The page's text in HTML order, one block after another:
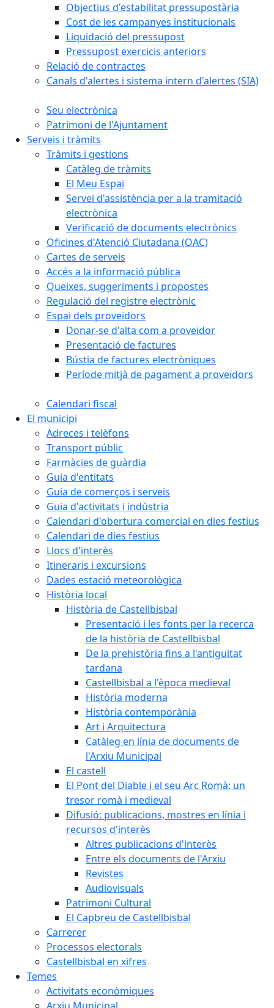
Objectius d'estabilitat pressupostària
Cost de les campanyes institucionals
Liquidació del pressupost
Pressupost exercicis anteriors
Relació de contractes
Canals d'alertes i sistema intern d'alertes (SIA)
Seu electrònica
Patrimoni de l'Ajuntament
Serveis i tràmits
Tràmits i gestions
Catàleg de tràmits
El Meu Espai
Servei d'assistència per a la tramitació
electrònica
Verificació de documents electrònics
Oficines d'Atenció Ciutadana (OAC)
Cartes de serveis
Accés a la informació pública
Queixes, suggeriments i propostes
Regulació del registre electrònic
Espai dels proveïdors
Donar-se d'alta com a proveïdor
Presentació de factures
Bústia de factures electròniques
Període mitjà de pagament a proveïdors
Calendari fiscal
El municipi
Adreces i telèfons
Transport públic
Farmàcies de guàrdia
Guia d'entitats
Guia de comerços i serveis
Guia d'activitats i indústria
Calendari d'obertura comercial en dies festius
Calendari de dies festius
Llocs d'interès
Itineraris i excursions
Dades estació meteorològica
Història local
Història de Castellbisbal
Presentació i les fonts per la recerca
de la història de Castellbisbal
De la prehistòria fins a l'antiguitat
tardana
Castellbisbal a l'època medieval
Història moderna
Història contemporània
Art i Arquitectura
Catàleg en línia de documents de
l'Arxiu Municipal
El castell
El Pont del Diable i el seu Arc Romà: un
tresor romà i medieval
Difusió: publicacions, mostres en línia i
recursos d'interès
Altres publicacions d'interès
Entre els documents de l'Arxiu
Revistes
Audiovisuals
Patrimoni Cultural
El Capbreu de Castellbisbal
Carrerer
Processos electorals
Castellbisbal en xifres
Temes
Activitats econòmiques